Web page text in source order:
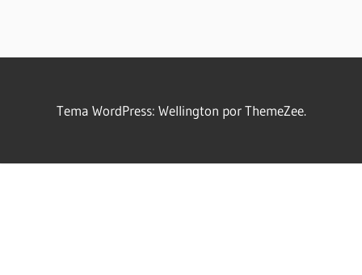
Tema WordPress: Wellington por ThemeZee.